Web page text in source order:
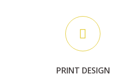
PRINT DESIGN